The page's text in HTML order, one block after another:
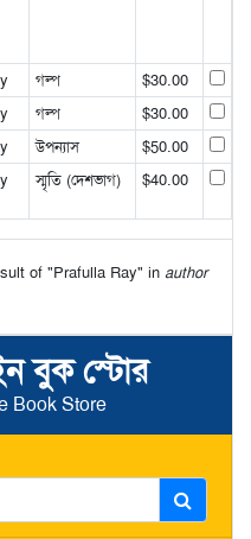
বুক স্টোর
Book Store
গল্প
$30.00
গল্প
$30.00
উপন্যাস
$50.00
স্মৃতি (দেশভাগ) $40.00
of "Prafulla Ray" in author